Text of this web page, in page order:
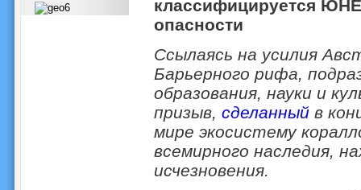
классифицируется
опасности
Ссылаясь на усилия
Барьерного рифа,
образования, науки и
призыв, сделанныйв
мире экосистему
всемирного наследия,
исчезновения.